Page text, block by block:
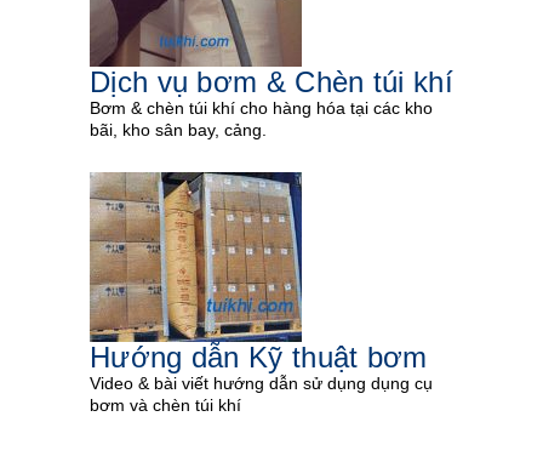
Dịch vụ bơm & Chèn túi khí
Bơm & chèn túi khí cho hàng hóa tại các kho
bãi, kho sân bay, cảng.
Hướng dẫn Kỹ thuật bơm
Video & bài viết hướng dẫn sử dụng dụng cụ
bơm và chèn túi khí